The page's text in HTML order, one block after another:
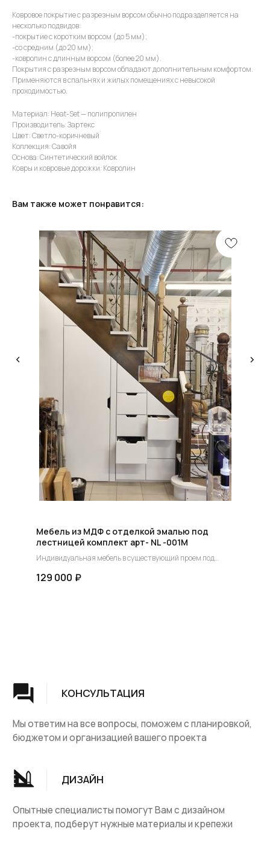
Ковровое покрытие с разрезным ворсом обычно подразделяется на
несколько подвидов:
-покрытие с коротким ворсом (до 5 мм);
-со средним (до 20 мм);
-ковролин с длинным ворсом (более 20 мм).
Покрытия с разрезным ворсом обладают дополнительным комфортом.
Применяются в спальнях и жилых помещениях с невысокой
проходимостью.
Материал: Heat-Set — полипропилен
Производитель: Зартекс
Цвет: Светло-коричневый
Коллекция: Савойя
Основа: Синтетический войлок
Ковры и ковровые дорожки: Ковролин
Вам также может понравится:
Мебель из МДФ с отделкой эмалью под
лестницей комплект арт- NL -001М
Индивидуальная мебель в существующий проем под
129 000 ₽
Опытные специалисты помогут Вам с дизайном
проекта, подберут нужные материалы и крепежи
ДИЗАЙН
КОНСУЛЬТАЦИЯ
Мы ответим на все вопросы, поможем с планировкой,
бюджетом и организацией вашего проекта
УСТАНОВКА
Мы предоставляем полную установку и сборку
Гарантия
О компании
Винтовые лестницы
Мебель
Комплектующие
Ковролин
Ковродержатетели